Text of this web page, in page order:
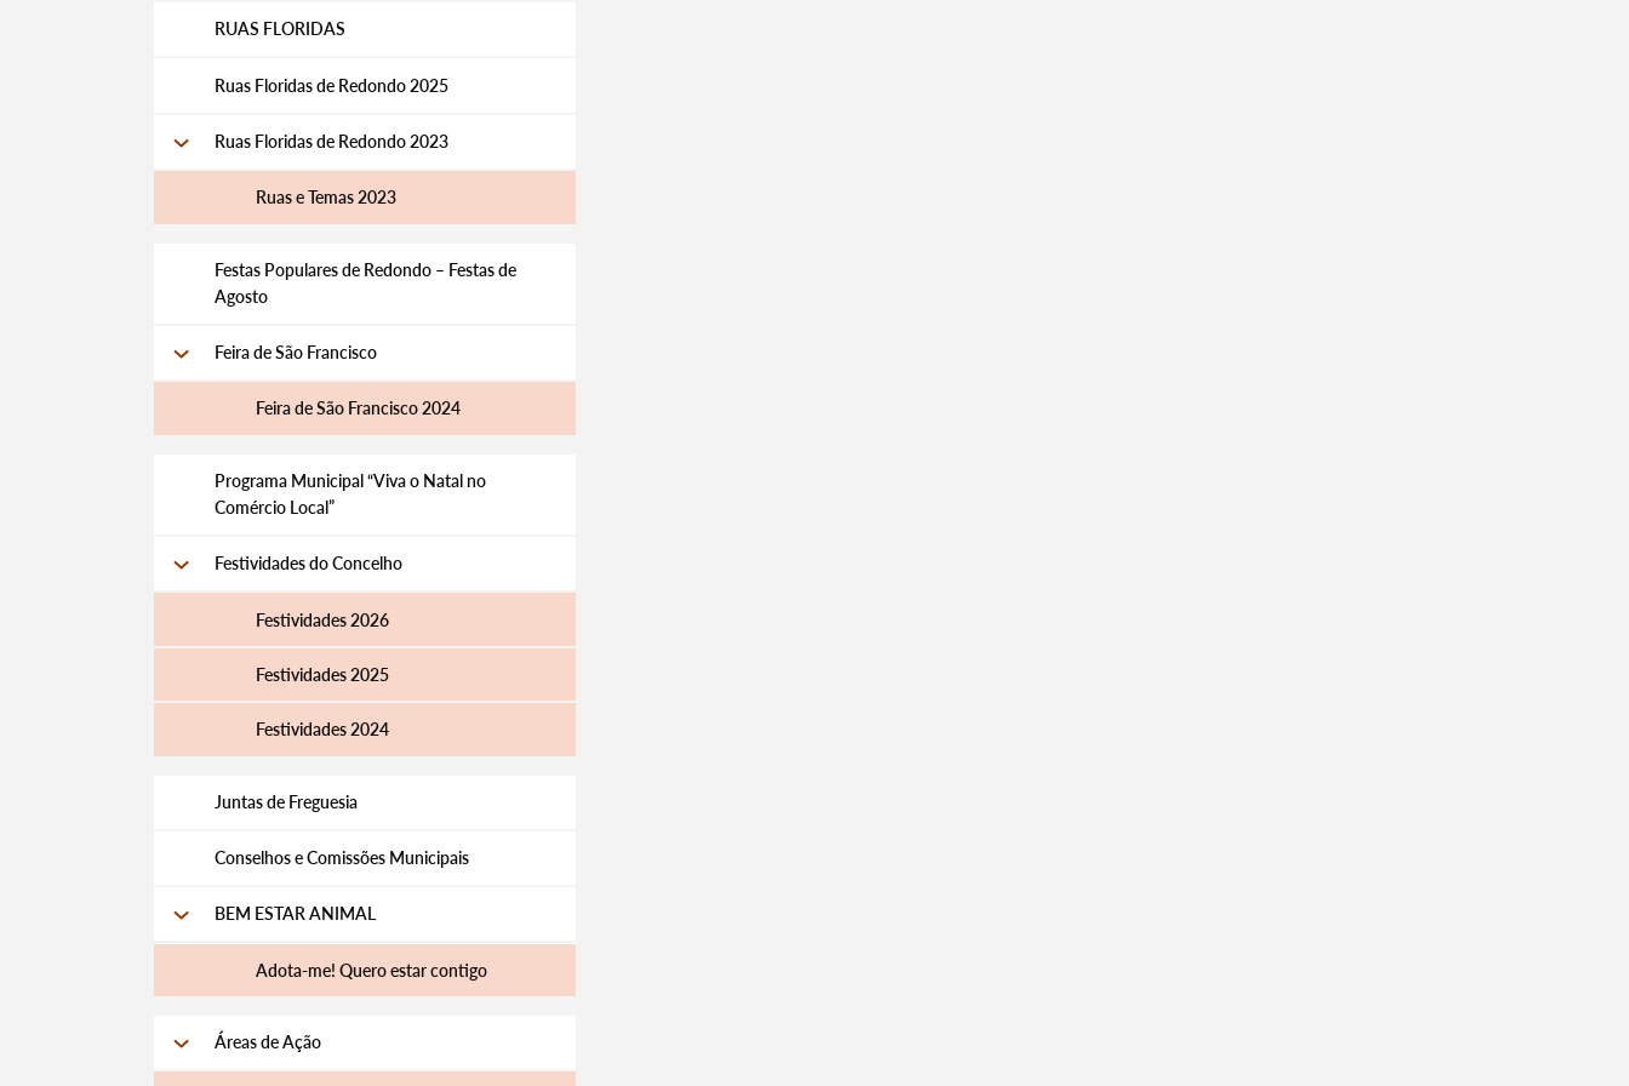
RUAS FLORIDAS
Ruas Floridas de Redondo 2025
Ruas Floridas de Redondo 2023
Ruas e Temas 2023
Festas Populares de Redondo – Festas de
Agosto
Feira de São Francisco
Feira de São Francisco 2024
Programa Municipal “Viva o Natal no
Comércio Local”
Festividades do Concelho
Festividades 2026
Festividades 2025
Festividades 2024
Juntas de Freguesia
Conselhos e Comissões Municipais
BEM ESTAR ANIMAL
Adota-me! Quero estar contigo
Áreas de Ação